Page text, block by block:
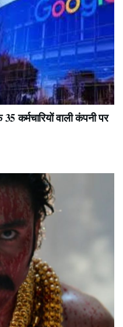
कर्मचारियों वाली कंपनी पर